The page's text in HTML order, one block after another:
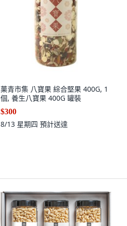
菓青市集 八寶果 綜合堅果 400G, 1
個, 養生八寶果 400G 罐裝
$300
8/13 星期四 預計送達